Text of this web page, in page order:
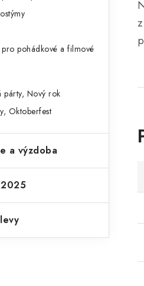
pohádkové a filmové
párty, Nový rok
Oktoberfest
a výzdoba